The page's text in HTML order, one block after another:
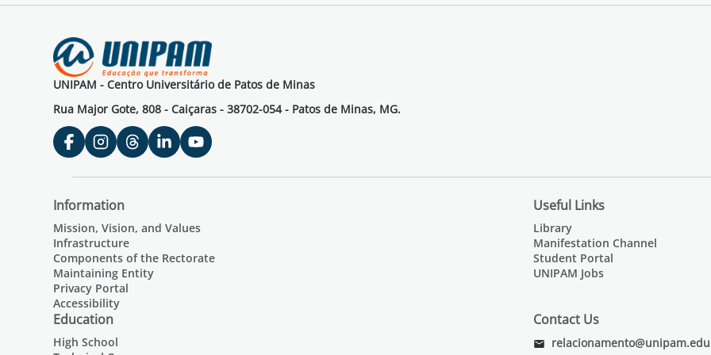
UNIPAM - Centro Universitário de Patos de Minas
Rua Major Gote, 808 - Caiçaras - 38702-054 - Patos de Minas, MG.
Information
Mission, Vision, and Values
Infrastructure
Components of the Rectorate
Maintaining Entity
Privacy Portal
Accessibility
Useful Links
Library
Manifestation Channel
Student Portal
UNIPAM Jobs
Education
High School
Contact Us